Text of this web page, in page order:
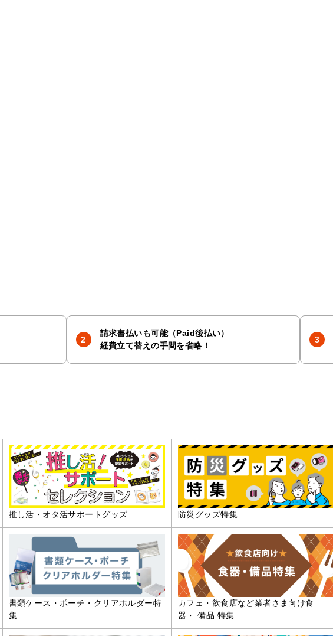
請求書払いも可能（Paid後払い）
経費立て替えの手間を省略！
推し活・オタ活サポートグッズ 防災グッズ特集
書類ケース・ポーチ・クリアホルダー特
集
カフェ・飲食店など業者さま向け食
器・ 備品 特集